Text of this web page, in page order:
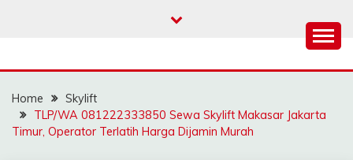
SAHABAT CRANE |
JASA SEWA CRANE |
FORKLIFT | SKYLIFT
Home
Skylift
TLP/WA 081222333850 Sewa Skylift Makasar Jakarta
Timur, Operator Terlatih Harga Dijamin Murah